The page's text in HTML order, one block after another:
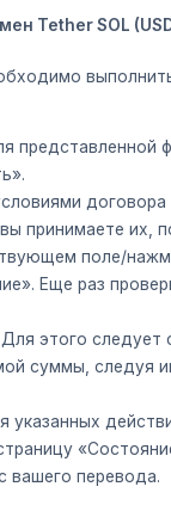
Tether SOL
договора
принимаете их,
поле/
Еще раз
этого следует
суммы, следуя
указанных
вашего перевода.